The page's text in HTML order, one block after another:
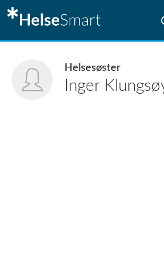
Helsesøster
Inger